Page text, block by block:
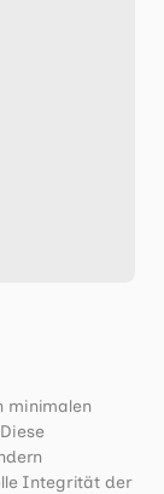
minimalen
Integrität der